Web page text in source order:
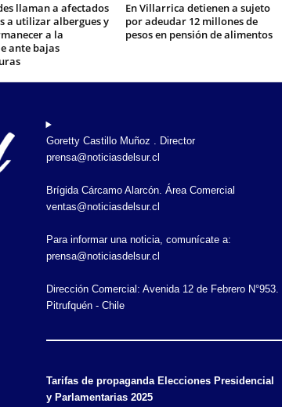
llaman a afectados
a utilizar albergues y
a la
ante bajas
En Villarrica detienen a sujeto
por adeudar 12 millones de
pesos en pensión de alimentos
Goretty Castillo Muñoz . Director
prensa@noticiasdelsur.cl
Brígida Cárcamo Alarcón. Área Comercial
ventas@noticiasdelsur.cl
Para informar una noticia, comunícate a:
prensa@noticiasdelsur.cl
Dirección Comercial: Avenida 12 de Febrero N°953.
Pitrufquén - Chile
Tarifas de propaganda Elecciones Presidencial
y Parlamentarias 2025